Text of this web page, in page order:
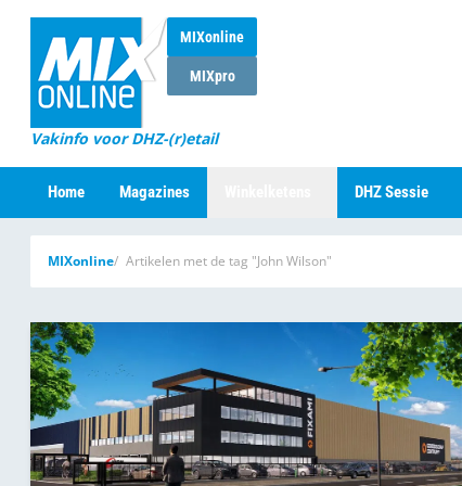
MIXonline
MIXpro
Vakinfo voor DHZ-(r)etail
Home Magazines DHZ Sessie
MIXonline Artikelen met de tag "John Wilson"